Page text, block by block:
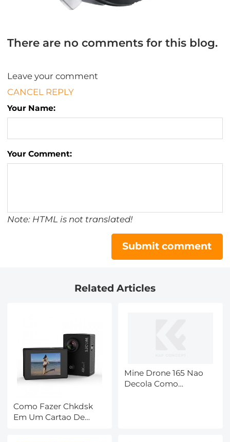
There are no comments for this blog.
Leave your comment
CANCEL REPLY
Your Name:
Your Comment:
Note: HTML is not translated!
Submit comment
Related Articles
Como Fazer Chkdsk
Em Um Cartao De
Mine Drone 165 Nao
Decola Como